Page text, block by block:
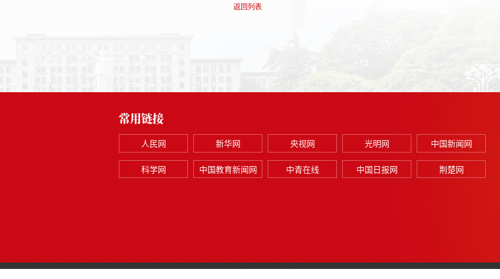
返回列表
常用链接
人民网 新华网 央视网 光明网 中国新闻网
科学网 中国教育新闻网 中青在线 中国日报网 荆楚网